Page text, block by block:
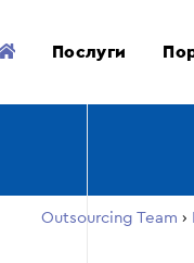
Послуги
Outsourcing Team ›